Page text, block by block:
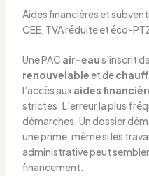
Aides financières et
CEE, TVA réduite et éco-
Une PAC air-eaus’inscrit
renouvelableet de
l’accès auxaides
strictes. L’erreur la plus
démarches. Un dossier
une prime, même si les
administrative peut
financement.